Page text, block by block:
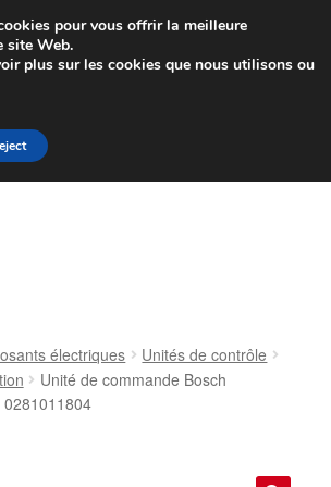
à partir de 7 EUR
vendredi de 9 h à 16 h
électriques
Unités de contrôle
Unité de commande Bosch
0281011804
pour vous offrir la meilleure
site Web.
plus sur les cookies que nous utilisons ou